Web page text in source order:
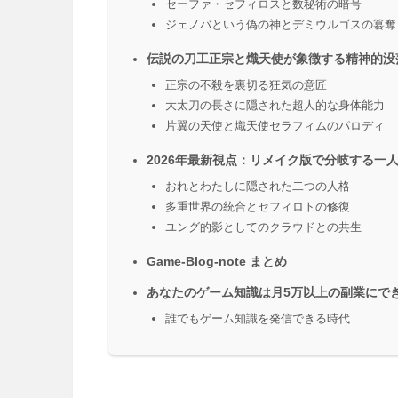
セーファ・セフィロスと数秘術の暗号
ジェノバという偽の神とデミウルゴスの簒奪
伝説の刀工正宗と熾天使が象徴する精神的没
正宗の不殺を裏切る狂気の意匠
大太刀の長さに隠された超人的な身体能力
片翼の天使と熾天使セラフィムのパロディ
2026年最新視点：リメイク版で分岐する一
おれとわたしに隠された二つの人格
多重世界の統合とセフィロトの修復
ユング的影としてのクラウドとの共生
Game-Blog-note まとめ
あなたのゲーム知識は月5万以上の副業にで
誰でもゲーム知識を発信できる時代